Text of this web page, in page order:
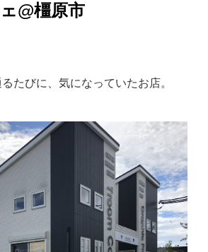
@橿原市
たびに、気になっていたお店。